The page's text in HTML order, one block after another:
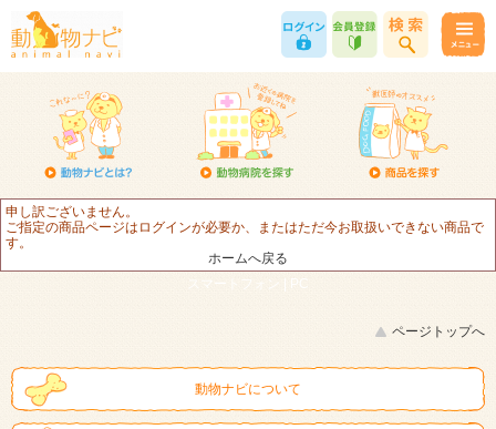
申し訳ございません。
ご指定の商品ページはログインが必要か、またはただ今お取扱いできない商品で
す。
ホームへ戻る
スマートフォン |
PC
ページトップへ
動物ナビについて